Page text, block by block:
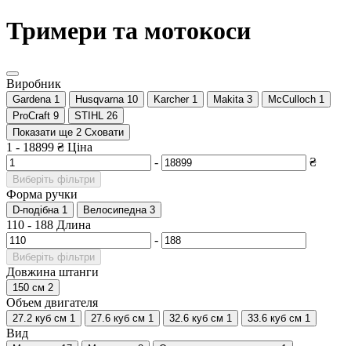
Тримери та мотокоси
Виробник
Gardena 1 Husqvarna 10 Karcher 1 Makita 3 McCulloch 1
ProCraft 9 STIHL
26
Показати ще 2 Сховати
1 - 18899 ₴ Ціна
-
₴
Виберіть фільтри
Форма ручки
D-подібна 1 Велосипедна 3
110 - 188 Длина
-
Виберіть фільтри
Довжина штанги
150 см 2
Объем двигателя
27.2 куб см 1 27.6 куб см 1 32.6 куб см 1 33.6 куб см 1
Вид